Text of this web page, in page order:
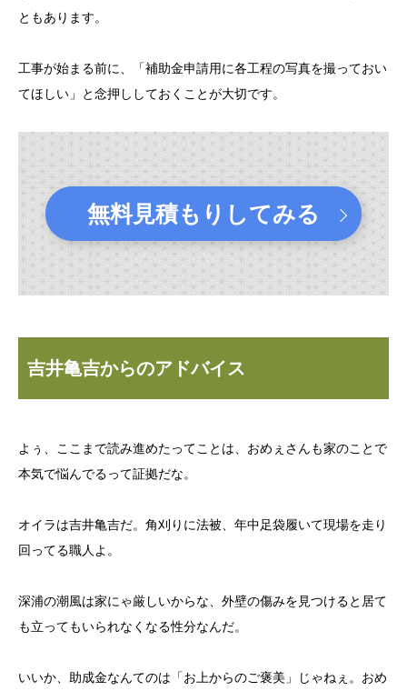
ともあります。
工事が始まる前に、「補助金申請用に各工程の写真を撮っておい
てほしい」と念押ししておくことが大切です。
無料見積もりしてみる
吉井亀吉からのアドバイス
よぅ、ここまで読み進めたってことは、おめぇさんも家のことで
本気で悩んでるって証拠だな。
オイラは吉井亀吉だ。角刈りに法被、年中足袋履いて現場を走り
回ってる職人よ。
深浦の潮風は家にゃ厳しいからな、外壁の傷みを見つけると居て
も立ってもいられなくなる性分なんだ。
いいか、助成金なんてのは「お上からのご褒美」じゃねぇ。おめ